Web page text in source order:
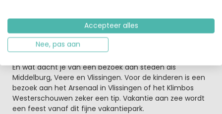
In de directe omgeving van Noordzee Résidence Dishoek
zijn prachtigewandel- en fietsroutesdoor het
fantastische duinlandschap.Verder is een verblijf aan
En wat dacht je van een bezoek aan steden als
Middelburg, Veere en Vlissingen. Voor de kinderen is een
bezoek aan het Arsenaal in Vlissingen of het Klimbos
Westerschouwen zeker een tip. Vakantie aan zee wordt
een feest vanaf dit fijne vakantiepark.
Accepteer alles
Nee, pas aan